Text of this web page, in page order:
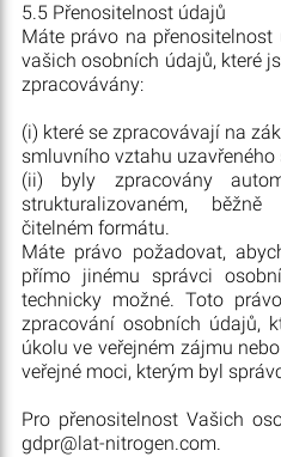
5.5 Přenositelnost údajů
Máte právo na
vašich osobních údajů, které
zpracovávány:
(i) které se zpracovávají na
smluvního vztahu uzavřeného
(ii) byly zpracovány
strukturalizovaném,
čitelném formátu.
Máte právo požadovat,
přímo jinému správci
technicky možné. Toto
zpracování osobních údajů,
úkolu ve veřejném zájmu
veřejné moci, kterým byl
Pro přenositelnost Vašich
gdpr@lat-nitrogen.com.